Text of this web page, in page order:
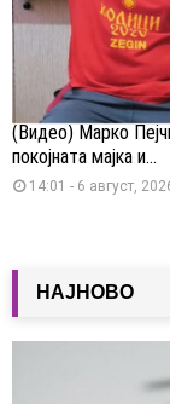
(Видео) Марко
покојната мајка и...
14:01 - 6 август,
НАЈНОВО